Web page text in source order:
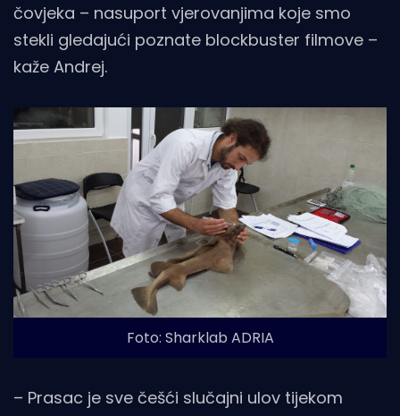
čovjeka – nasuport vjerovanjima koje smo
stekli gledajući poznate blockbuster filmove –
kaže Andrej.
Foto: Sharklab ADRIA
– Prasac je sve češći slučajni ulov tijekom